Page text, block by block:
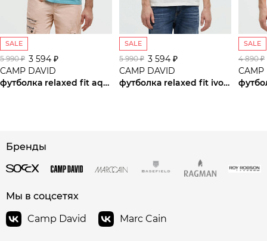
SALE
5 990 ₽ 3 594 ₽
CAMP DAVID
футболка relaxed fit aqua
SALE
5 990 ₽ 3 594 ₽
CAMP DAVID
футболка relaxed fit ivory
SALE
4 890 ₽
CAMP
Бренды
Мы в соцсетях
Camp David
Marc Cain